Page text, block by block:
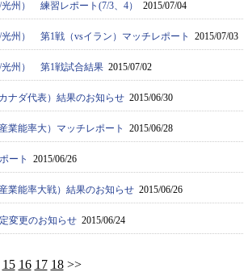
州） 練習レポート(7/3、4） 2015/07/04
州） 第1戦（vsイラン）マッチレポート 2015/07/03
光州） 第1戦試合結果 2015/07/02
ナダ代表）結果のお知らせ 2015/06/30
業能率大）マッチレポート 2015/06/28
ート 2015/06/26
業能率大戦）結果のお知らせ 2015/06/26
変更のお知らせ 2015/06/24
15 16 17 18>>